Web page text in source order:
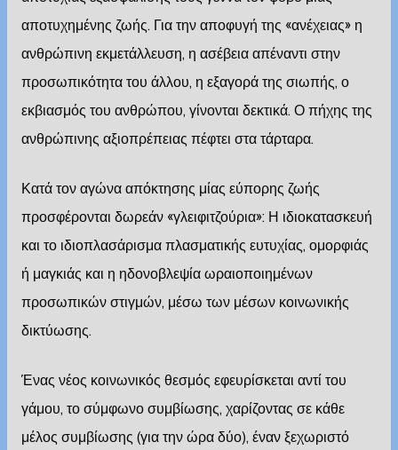
αποτυχημένης ζωής. Για την αποφυγή της «ανέχειας» η
ανθρώπινη εκμετάλλευση, η ασέβεια απέναντι στην
προσωπικότητα του άλλου, η εξαγορά της σιωπής, ο
εκβιασμός του ανθρώπου, γίνονται δεκτικά. Ο πήχης της
ανθρώπινης αξιοπρέπειας πέφτει στα τάρταρα.
Κατά τον αγώνα απόκτησης μίας εύπορης ζωής
προσφέρονται δωρεάν «γλειφιτζούρια»: Η ιδιοκατασκευή
και το ιδιοπλασάρισμα πλασματικής ευτυχίας, ομορφιάς
ή μαγκιάς και η ηδονοβλεψία ωραιοποιημένων
προσωπικών στιγμών, μέσω των μέσων κοινωνικής
δικτύωσης.
Ένας νέος κοινωνικός θεσμός εφευρίσκεται αντί του
γάμου, το σύμφωνο συμβίωσης, χαρίζοντας σε κάθε
μέλος συμβίωσης (για την ώρα δύο), έναν ξεχωριστό